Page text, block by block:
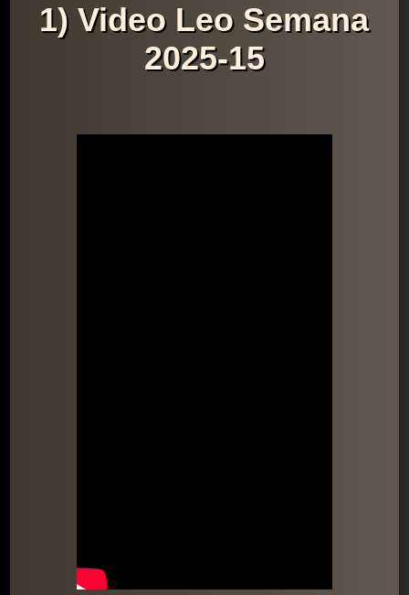
1) Video Leo Semana
2025-15